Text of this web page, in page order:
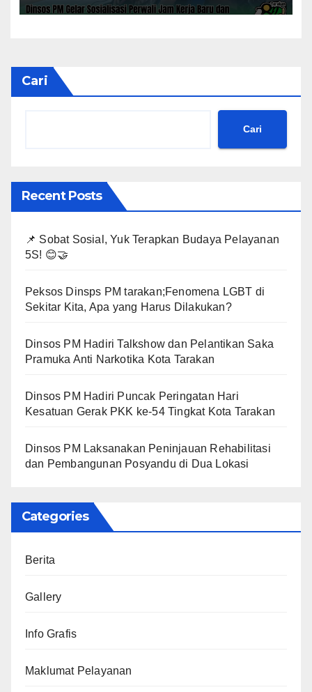
Cari
Cari
Recent Posts
📌 Sobat Sosial, Yuk Terapkan Budaya Pelayanan
5S! 😊🤝
Peksos Dinsps PM tarakan;Fenomena LGBT di
Sekitar Kita, Apa yang Harus Dilakukan?
Dinsos PM Hadiri Talkshow dan Pelantikan Saka
Pramuka Anti Narkotika Kota Tarakan
Dinsos PM Hadiri Puncak Peringatan Hari
Kesatuan Gerak PKK ke-54 Tingkat Kota Tarakan
Dinsos PM Laksanakan Peninjauan Rehabilitasi
dan Pembangunan Posyandu di Dua Lokasi
Categories
Berita
Gallery
Info Grafis
Maklumat Pelayanan